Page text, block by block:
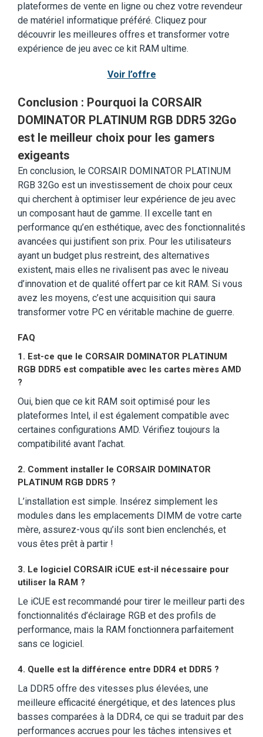
plateformes de vente en ligne ou chez votre revendeur
de matériel informatique préféré. Cliquez pour
découvrir les meilleures offres et transformer votre
expérience de jeu avec ce kit RAM ultime.
Voir l’offre
Conclusion : Pourquoi la CORSAIR
DOMINATOR PLATINUM RGB DDR5 32Go
est le meilleur choix pour les gamers
exigeants
En conclusion, le CORSAIR DOMINATOR PLATINUM
RGB 32Go est un investissement de choix pour ceux
qui cherchent à optimiser leur expérience de jeu avec
un composant haut de gamme. Il excelle tant en
performance qu’en esthétique, avec des fonctionnalités
avancées qui justifient son prix. Pour les utilisateurs
ayant un budget plus restreint, des alternatives
existent, mais elles ne rivalisent pas avec le niveau
d’innovation et de qualité offert par ce kit RAM. Si vous
avez les moyens, c’est une acquisition qui saura
transformer votre PC en véritable machine de guerre.
FAQ
1. Est-ce que le CORSAIR DOMINATOR PLATINUM
RGB DDR5 est compatible avec les cartes mères AMD
?
Oui, bien que ce kit RAM soit optimisé pour les
plateformes Intel, il est également compatible avec
certaines configurations AMD. Vérifiez toujours la
compatibilité avant l’achat.
2. Comment installer le CORSAIR DOMINATOR
PLATINUM RGB DDR5 ?
L’installation est simple. Insérez simplement les
modules dans les emplacements DIMM de votre carte
mère, assurez-vous qu’ils sont bien enclenchés, et
vous êtes prêt à partir !
3. Le logiciel CORSAIR iCUE est-il nécessaire pour
utiliser la RAM ?
Le iCUE est recommandé pour tirer le meilleur parti des
fonctionnalités d’éclairage RGB et des profils de
performance, mais la RAM fonctionnera parfaitement
sans ce logiciel.
4. Quelle est la différence entre DDR4 et DDR5 ?
La DDR5 offre des vitesses plus élevées, une
meilleure efficacité énergétique, et des latences plus
basses comparées à la DDR4, ce qui se traduit par des
performances accrues pour les tâches intensives et